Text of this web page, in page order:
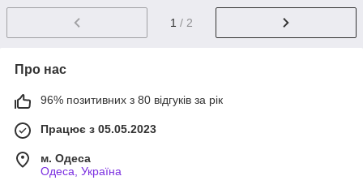
1 / 2
Про нас
96% позитивних з 80 відгуків за рік
Працює з 05.05.2023
м. Одеса
Одеса, Україна